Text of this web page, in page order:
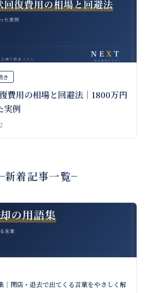
き
費用の相場と回避法｜1800万円
実例
新着記事一覧
｜閉店・退去で出てくる言葉をやさしく解